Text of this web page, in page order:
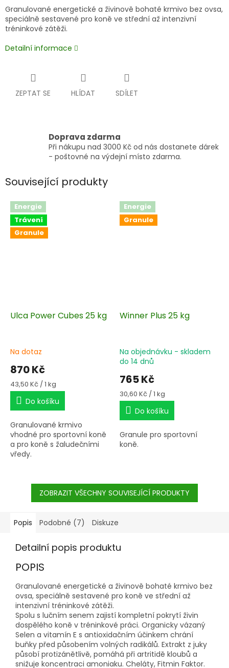
Granulované energetické a živinově bohaté krmivo bez ovsa,
speciálně sestavené pro koně ve střední až intenzivní
tréninkové zátěži.
Detailní informace
ZEPTAT SE HLÍDAT SDÍLET
Doprava zdarma
Při nákupu nad 3000 Kč od nás dostanete dárek
- poštovné na výdejní místo zdarma.
Související produkty
Energie
Trávení
Granule
Ulca Power Cubes 25 kg
Na dotaz
870 Kč
Měrná
cena:
43,50 Kč / 1 kg
Do košíku
Granulované krmivo
vhodné pro sportovní koně
a pro koně s žaludečními
vředy.
Energie
Granule
Winner Plus 25 kg
Na objednávku - skladem
do 14 dnů
765 Kč
Měrná
cena:
30,60 Kč / 1 kg
Do košíku
Granule pro sportovní
koně.
ZOBRAZIT VŠECHNY SOUVISEJÍCÍ PRODUKTY
Popis Podobné (7) Diskuze
Detailní popis produktu
POPIS
Granulované energetické a živinově bohaté krmivo bez
ovsa, speciálně sestavené pro koně ve střední až
intenzivní tréninkové zátěži.
Spolu s lučním senem zajistí kompletní pokrytí živin
dospělého koně v tréninkové práci. Organicky vázaný
Selen a vitamín E s antioxidačním účinkem chrání
buňky před působením volných radikálů. Extrakt z juky
působí protizánětlivě, pomáhá při artritidě kloubů a
snižuje koncentraci amoniaku. Cheláty, Fitmin Faktor.